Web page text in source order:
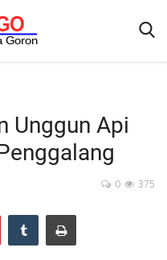
Unggun Api
375
0